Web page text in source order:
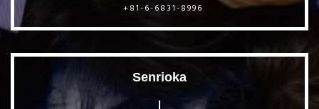
+81-6-6831-8996
Senrioka